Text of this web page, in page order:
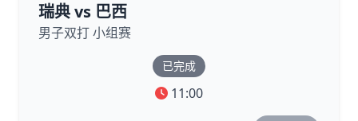
瑞典 vs 巴西
男子双打 小组赛
已完成
11:00